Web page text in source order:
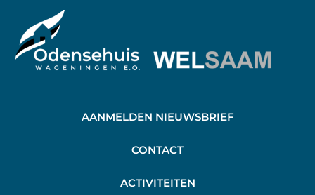
AANMELDEN NIEUWSBRIEF
CONTACT
ACTIVITEITEN